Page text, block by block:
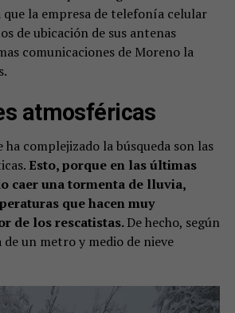
la empresa de telefonía celular
de ubicación de sus antenas
comunicaciones de Moreno la
atmosféricas
complejizado la búsqueda son las
Esto, porque en las últimas
caer una tormenta de lluvia,
que hacen muy
de los rescatistas.De hecho, según
de un metro y medio de nieve